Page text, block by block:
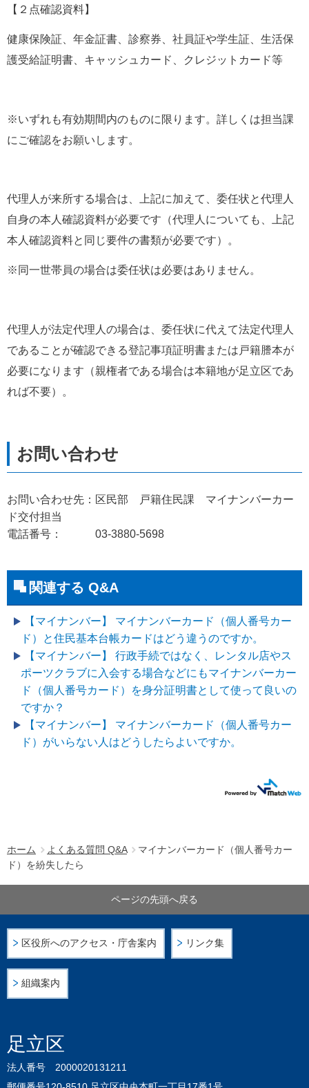
ホーム よくある質問 Q&A
マイナンバーカード（個人番号カー
ド）を紛失したら
【２点確認資料】
健康保険証、年金証書、診察券、社員証や学生証、生活保
護受給証明書、キャッシュカード、クレジットカード等
※いずれも有効期間内のものに限ります。詳しくは担当課
にご確認をお願いします。
代理人が来所する場合は、上記に加えて、委任状と代理人
自身の本人確認資料が必要です（代理人についても、上記
本人確認資料と同じ要件の書類が必要です）。
※同一世帯員の場合は委任状は必要はありません。
代理人が法定代理人の場合は、委任状に代えて法定代理人
であることが確認できる登記事項証明書または戸籍謄本が
必要になります（親権者である場合は本籍地が足立区であ
れば不要）。
お問い合わせ先：区民部 戸籍住民課 マイナンバーカー
ド交付担当
電話番号： 03-3880-5698
関連する Q&A
【マイナンバー】 マイナンバーカード（個人番号カー
ド）と住民基本台帳カードはどう違うのですか。
【マイナンバー】 行政手続ではなく、レンタル店やス
ポーツクラブに入会する場合などにもマイナンバーカー
ド（個人番号カード）を身分証明書として使って良いの
ですか？
【マイナンバー】 マイナンバーカード（個人番号カー
ド）がいらない人はどうしたらよいですか。
足立区
法人番号 2000020131211
区役所へのアクセス・庁舎案内 リンク集
組織案内
ページの先頭へ戻る